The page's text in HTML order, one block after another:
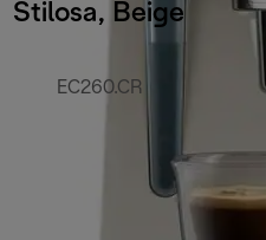
Stilosa, Beige
EC260.CR